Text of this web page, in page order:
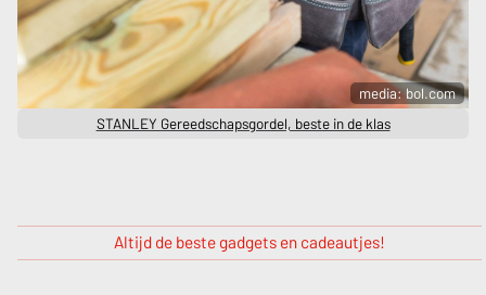
media: bol.com
STANLEY Gereedschapsgordel, beste in de klas
Altijd de beste gadgets en cadeautjes!